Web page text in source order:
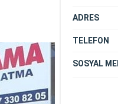
ADRES
TELEFON
SOSYAL